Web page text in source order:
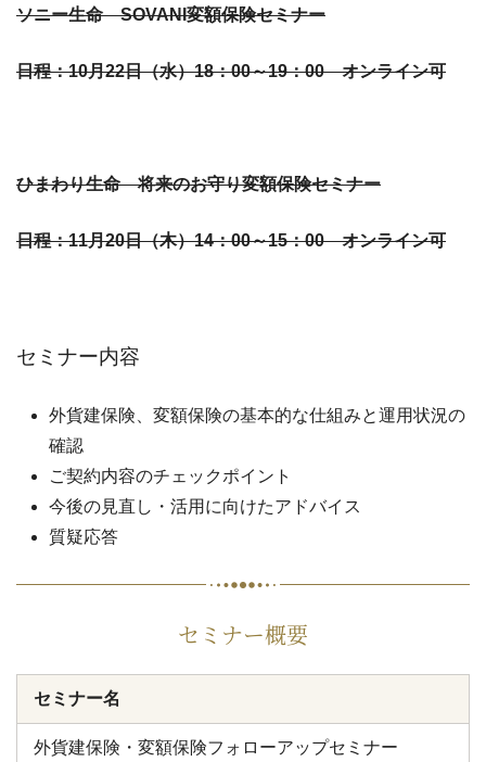
ソニー生命 SOVANI変額保険セミナー
日程：10月22日（水）18：00～19：00 オンライン可
ひまわり生命 将来のお守り変額保険セミナー
日程：11月20日（木）14：00～15：00 オンライン可
セミナー内容
外貨建保険、変額保険の基本的な仕組みと運用状況の
確認
ご契約内容のチェックポイント
今後の見直し・活用に向けたアドバイス
質疑応答
セミナー概要
セミナー名
外貨建保険・変額保険フォローアップセミナー